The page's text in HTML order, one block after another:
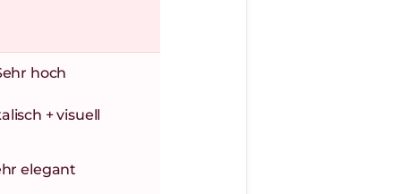
hoch
+ visuell
elegant